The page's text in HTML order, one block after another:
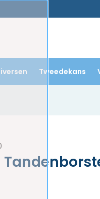
Tweedekans